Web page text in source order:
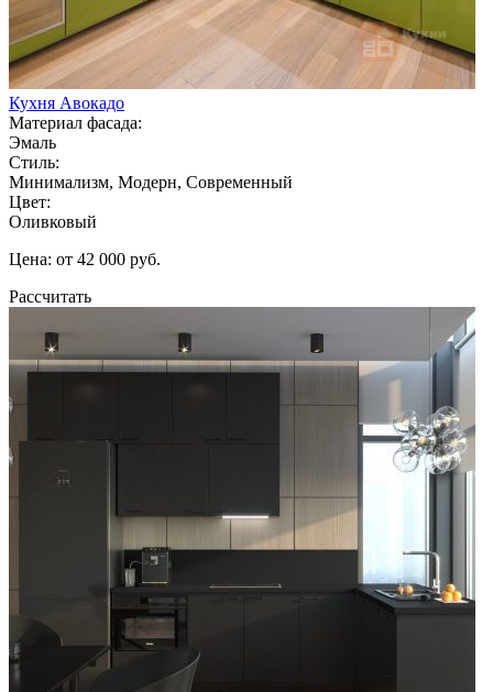
Кухня Авокадо
Материал фасада:
Эмаль
Стиль:
Минимализм, Модерн, Современный
Цвет:
Оливковый
Цена: от 42 000 руб.
Рассчитать